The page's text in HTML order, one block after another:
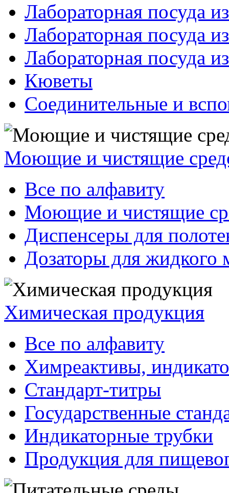
Лабораторная посуда
Лабораторная посуда
Лабораторная посуда
Кюветы
Соединительные и
Моющие и чистящие
Все по алфавиту
Моющие и чистящие
Диспенсеры для
Дозаторы для жидкого
Химическая продукция
Все по алфавиту
Химреактивы,
Стандарт-титры
Государственные
Индикаторные трубки
Продукция для